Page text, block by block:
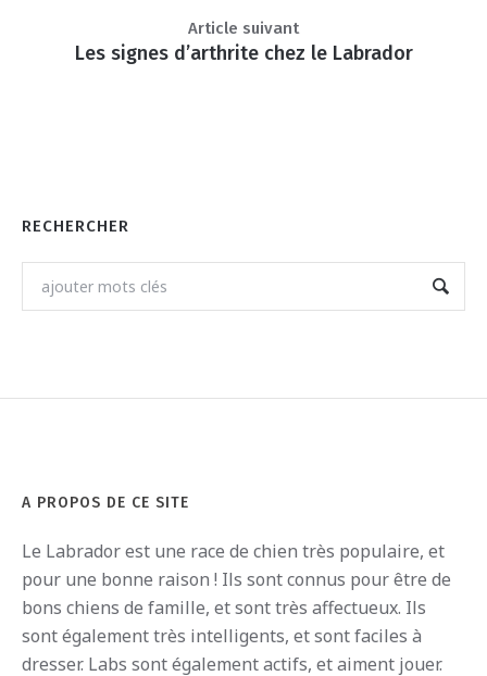
Les signes d’arthrite chez le Labrador
Article suivant
RECHERCHER
A PROPOS DE CE SITE
Le Labradorest une race de chien très populaire, et
pour une bonne raison ! Ils sontconnus pourêtre de
bons chiens de famille, etsonttrès affectueux. Ils
sontégalementtrès intelligents, etsontfaciles à
dresser. Labs sontégalementactifs, etaiment jouer.